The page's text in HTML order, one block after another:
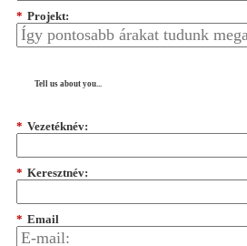
* Projekt:
Tell us about you...
* Vezetéknév:
* Keresztnév:
* Email